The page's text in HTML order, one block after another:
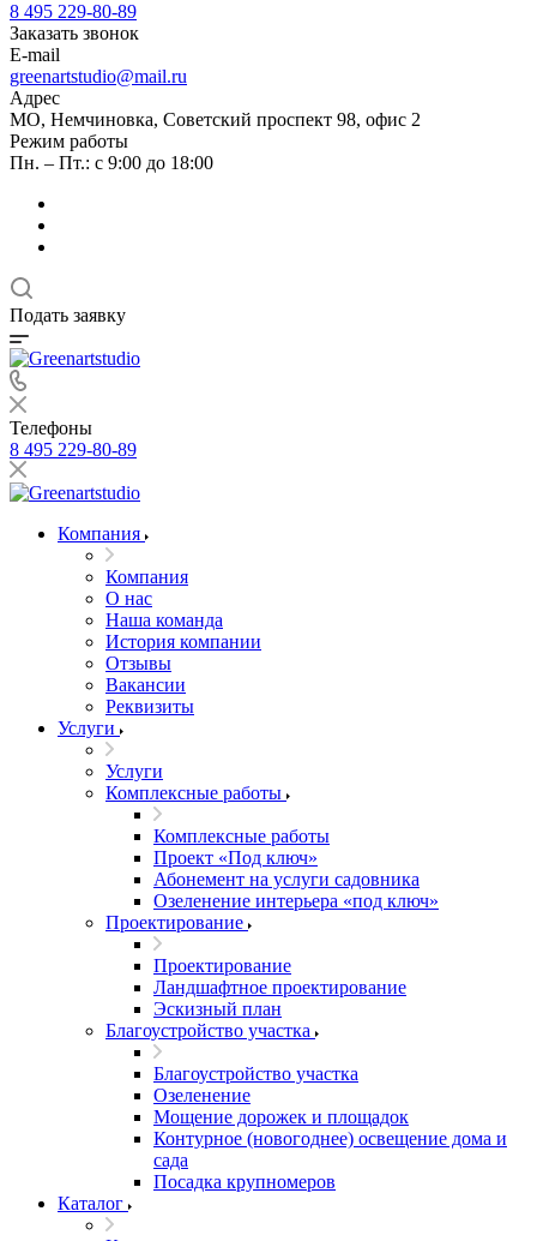
8 495 229-80-89
Заказать звонок
E-mail
greenartstudio@mail.ru
Адрес
МО, Немчиновка, Советский проспект 98, офис 2
Режим работы
Пн. – Пт.: с 9:00 до 18:00
Подать заявку
Телефоны
8 495 229-80-89
Компания
Компания
О нас
Наша команда
История компании
Отзывы
Вакансии
Реквизиты
Услуги
Услуги
Комплексные работы
Комплексные работы
Проект «Под ключ»
Абонемент на услуги садовника
Озеленение интерьера «под ключ»
Проектирование
Проектирование
Ландшафтное проектирование
Эскизный план
Благоустройство участка
Благоустройство участка
Озеленение
Мощение дорожек и площадок
Контурное (новогоднее) освещение дома и
сада
Посадка крупномеров
Каталог